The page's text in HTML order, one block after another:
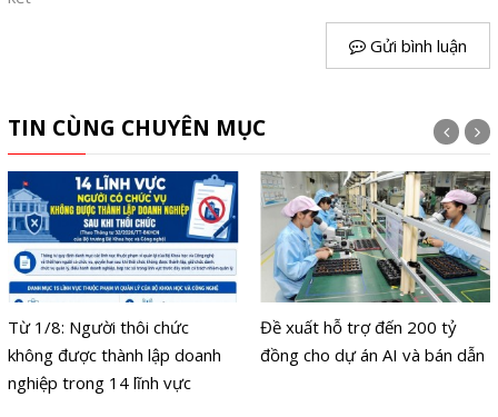
Gửi bình luận
TIN CÙNG CHUYÊN MỤC
Từ 1/8: Người thôi chức
không được thành lập doanh
nghiệp trong 14 lĩnh vực
Đề xuất hỗ trợ đến 200 tỷ
đồng cho dự án AI và bán dẫn